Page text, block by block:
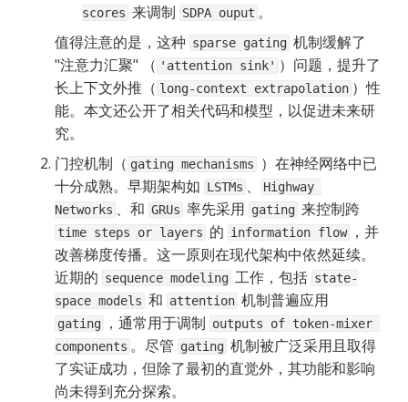
scores 来调制 SDPA ouput 。
值得注意的是，这种 sparse gating 机制缓解了
"注意力汇聚" （ 'attention sink' ）问题，提升了
长上下文外推（ long-context extrapolation ）性
能。本文还公开了相关代码和模型，以促进未来研
究。
门控机制（ gating mechanisms
）在神经网络中已
十分成熟。早期架构如 LSTMs 、
Highway
Networks 、和 GRUs 率先采用 gating
time steps or layers 的 information flow
，并
改善梯度传播。这一原则在现代架构中依然延续。
近期的 sequence modeling 工作，包括 state-
space models 和 attention
gating ，通常用于调制 outputs of token-mixer
components 。尽管 gating 机制被广泛采用且取得
了实证成功，但除了最初的直觉外，其功能和影响
尚未得到充分探索。